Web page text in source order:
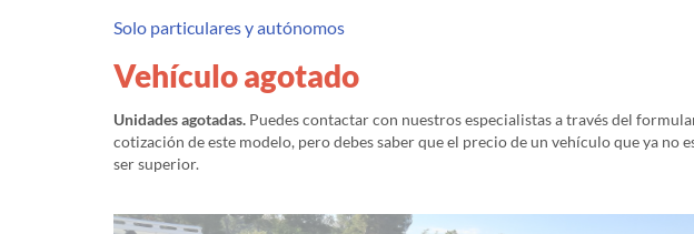
Solo particulares y autónomos
Vehículo agotado
Unidades agotadas. Puedes contactar con nuestros especialistas a través del
cotización de este modelo, pero debes saber que el precio de un vehículo que ya no
ser superior.